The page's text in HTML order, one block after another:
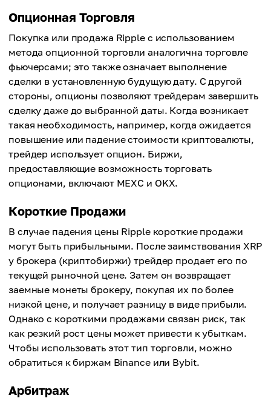
Опционная Торговля
Покупка или продажа Ripple с использованием
метода опционной торговли аналогична торговле
фьючерсами; это также означает выполнение
сделки в установленную будущую дату. С другой
стороны, опционы позволяют трейдерам завершить
сделку даже до выбранной даты. Когда возникает
такая необходимость, например, когда ожидается
повышение или падение стоимости криптовалюты,
трейдер использует опцион. Биржи,
предоставляющие возможность торговать
опционами, включают MEXC и OKX.
Короткие Продажи
В случае падения цены Ripple короткие продажи
могут быть прибыльными. После заимствования XRP
у брокера (криптобиржи) трейдер продает его по
текущей рыночной цене. Затем он возвращает
заемные монеты брокеру, покупая их по более
низкой цене, и получает разницу в виде прибыли.
Однако с короткими продажами связан риск, так
как резкий рост цены может привести к убыткам.
Чтобы использовать этот тип торговли, можно
обратиться к биржам Binance или Bybit.
Арбитраж